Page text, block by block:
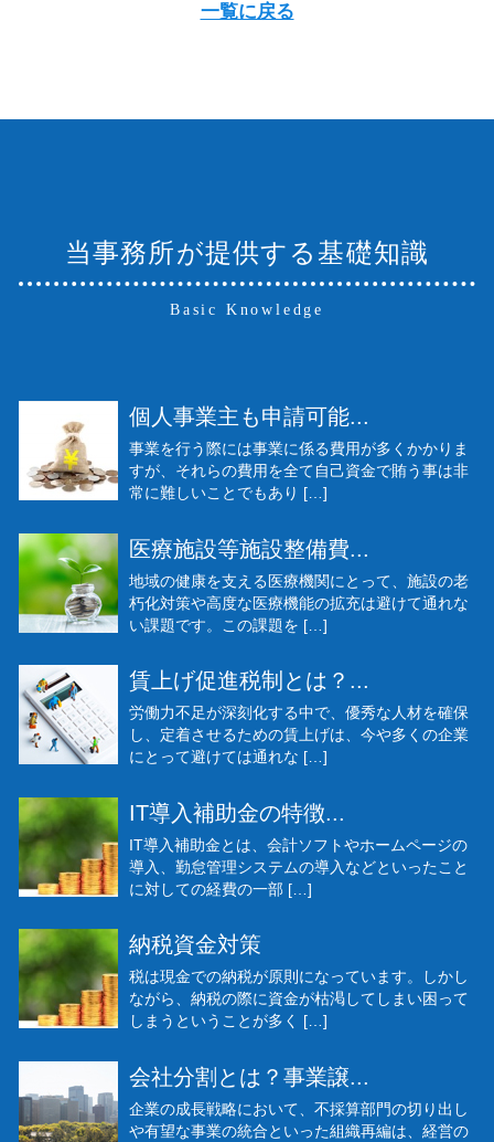
一覧に戻る
当事務所が提供する基礎知識
Basic Knowledge
個人事業主も申請可能...
事業を行う際には事業に係る費用が多くかかりま
すが、それらの費用を全て自己資金で賄う事は非
常に難しいことでもあり […]
医療施設等施設整備費...
地域の健康を支える医療機関にとって、施設の老
朽化対策や高度な医療機能の拡充は避けて通れな
い課題です。この課題を […]
賃上げ促進税制とは？...
労働力不足が深刻化する中で、優秀な人材を確保
し、定着させるための賃上げは、今や多くの企業
にとって避けては通れな […]
IT導入補助金の特徴...
IT導入補助金とは、会計ソフトやホームページの
導入、勤怠管理システムの導入などといったこと
に対しての経費の一部 […]
納税資金対策
税は現金での納税が原則になっています。しかし
ながら、納税の際に資金が枯渇してしまい困って
しまうということが多く […]
会社分割とは？事業譲...
企業の成長戦略において、不採算部門の切り出し
や有望な事業の統合といった組織再編は、経営の